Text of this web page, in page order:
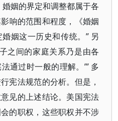
姻的界定和调整都属于各
响的范围和程度，《婚姻
姻这一历史和传统。” 另
之间的家庭关系乃是由各
通过时一般的理解。’” 多
宪法规范的分析。但是，
见的上述结论。美国宪法
的职权，这些职权并不涉